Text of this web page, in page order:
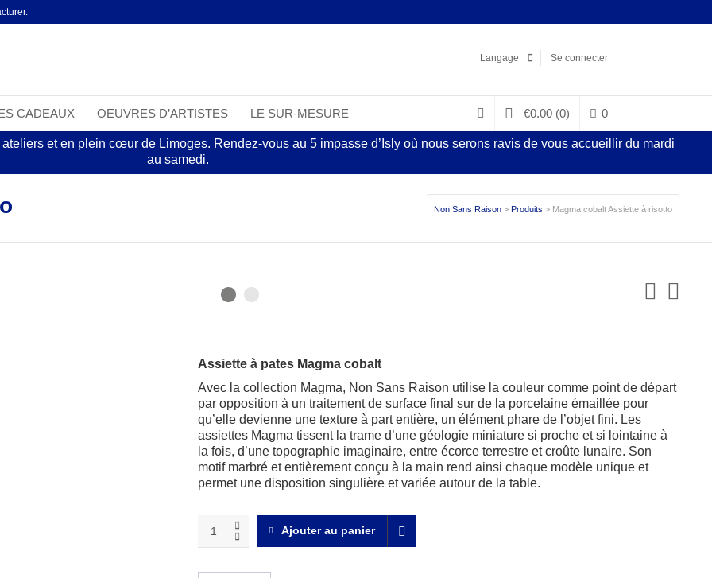
Langage Se connecter
CADEAUX OEUVRES D’ARTISTES LE SUR-MESURE €0.00 (0) 0
et en plein cœur de Limoges. Rendez-vous au 5 impasse d’Isly où nous serons ravis de vous accueillir du mardi
au samedi.
Non Sans Raison> Produits > Magma cobalt Assiette à risotto
Assiette à pates Magma cobalt
Avec la collection Magma, Non Sans Raison utilise la couleur comme point de départ
par opposition à un traitement de surface final sur de la porcelaine émaillée pour
qu’elle devienne une texture à part entière, un élément phare de l’objet fini. Les
assiettes Magma tissent la trame d’une géologie miniature si proche et si lointaine à
la fois, d’une topographie imaginaire, entre écorce terrestre et croûte lunaire. Son
motif marbré et entièrement conçu à la main rend ainsi chaque modèle unique et
permet une disposition singulière et variée autour de la table.
Magma
cobalt
à
Ajouter au panier